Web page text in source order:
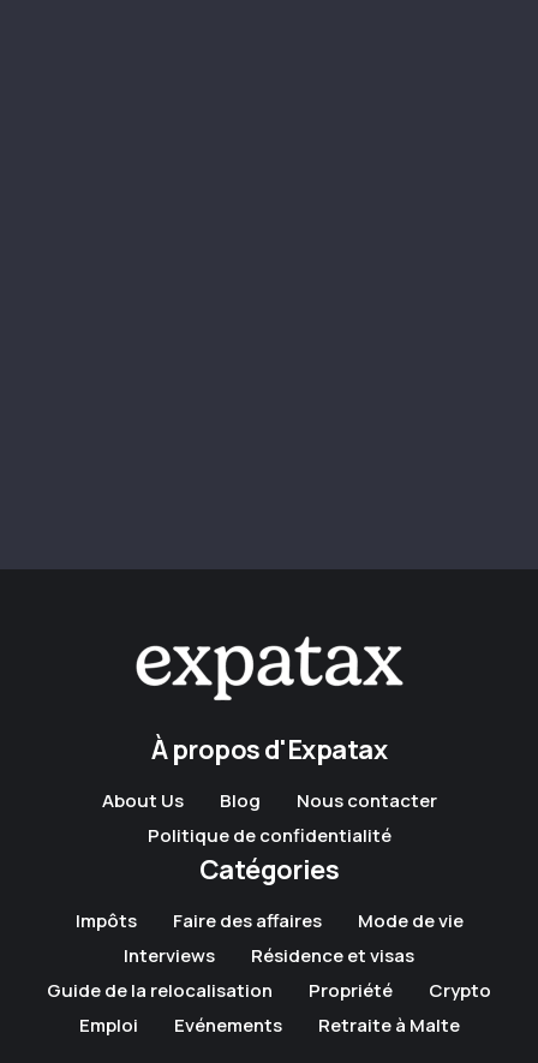
À propos d'Expatax
About Us Blog
Nous contacter
Politique de confidentialité
Catégories
Impôts Faire des affaires
Mode de vie
Interviews
Résidence et visas
Guide de la relocalisation
Propriété
Crypto
Emploi
Evénements Retraite à Malte